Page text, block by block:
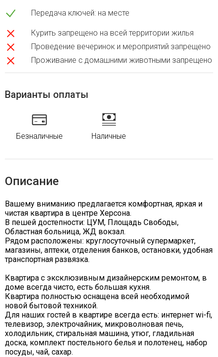
Передача ключей: на месте
Курить запрещено на всей территории жилья
Проведение вечеринок и мероприятий запрещено
Проживание с домашними животными запрещено
Варианты оплаты
Безналичные Наличные
Описание
Вашему вниманию предлагается комфортная, яркая и
чистая квартира в центре Херсона.
В пешей достепности: ЦУМ, Площадь Свободы,
Областная больница, ЖД вокзал.
Рядом расположены: круглосуточный супермаркет,
магазины, аптеки, отделения банков, остановки, удобная
транспортная развязка.
Квартира с эксклюзивным дизайнерским ремонтом, в
доме всегда чисто, есть большая кухня.
Квартира полностью оснащена всей необходимой
новой бытовой техникой.
Для наших гостей в квартире всегда есть: интернет wi-fi,
телевизор, электрочайник, микроволновая печь,
холодильник, стиральная машина, утюг, гладильная
доска, комплект постельного белья и полотенец, набор
посуды, чай, сахар.